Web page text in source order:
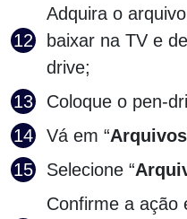
Adquira o
baixar na TV e
drive;
Coloque o pen-
Vá em “Arquivos
Selecione “
Confirme a ação